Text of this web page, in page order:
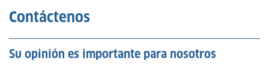
Contáctenos
Su opinión es importante para nosotros